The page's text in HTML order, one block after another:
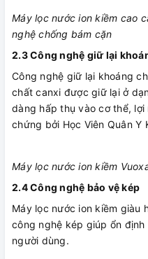
Máy lọc nước ion kiềm cao
nghệ chống bám cặn
2.3Công nghệ giữ lại
Công nghệ giữ lại khoáng
chất canxi được giữ lại ở
dàng hấp thụ vào cơ thể,
chứng bởi Học Viên Quân Y
Máy lọc nước ion kiềm
2.4 Công nghệ bảo vệ kép
Máy lọc nước ion kiềm giàu
công nghệ kép giúp ổn
người dùng.